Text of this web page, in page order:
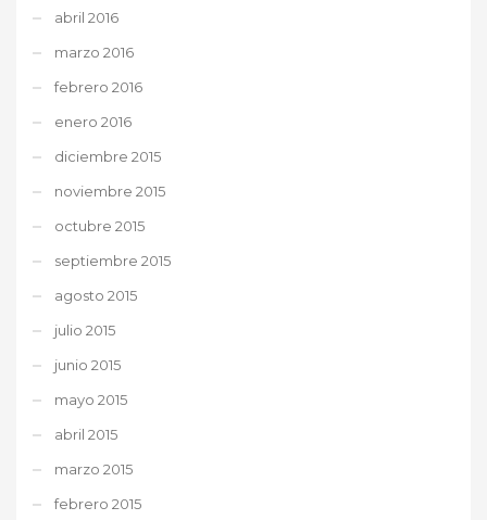
abril 2016
marzo 2016
febrero 2016
enero 2016
diciembre 2015
noviembre 2015
octubre 2015
septiembre 2015
agosto 2015
julio 2015
junio 2015
mayo 2015
abril 2015
marzo 2015
febrero 2015